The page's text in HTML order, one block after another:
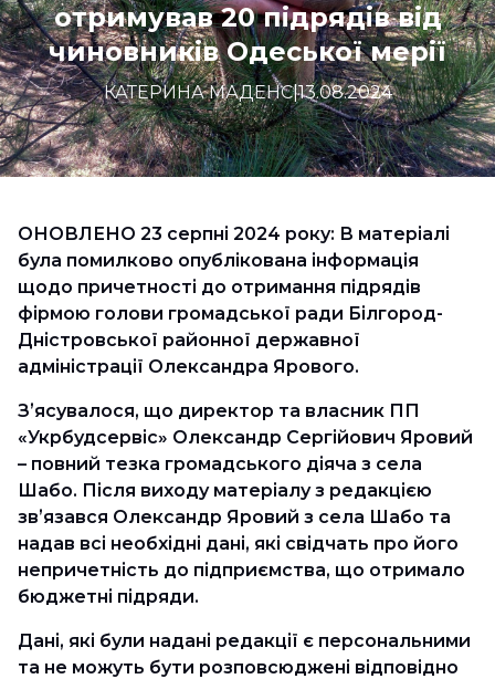
отримував 20 підрядів від
чиновників Одеської мерії
КАТЕРИНА МАДЕНС|13.08.2024
ОНОВЛЕНО 23 серпні 2024 року: В матеріалі
була помилково опублікована інформація
щодо причетності до отримання підрядів
фірмою голови громадської ради Білгород-
Дністровської районної державної
адміністрації Олександра Ярового.
Зʼясувалося, що директор та власник ПП
«Укрбудсервіс» Олександр Сергійович Яровий
– повний тезка громадського діяча з села
Шабо. Після виходу матеріалу з редакцією
звʼязався Олександр Яровий з села Шабо та
надав всі необхідні дані, які свідчать про його
непричетність до підприємства, що отримало
бюджетні підряди.
Дані, які були надані редакції є персональними
та не можуть бути розповсюджені відповідно